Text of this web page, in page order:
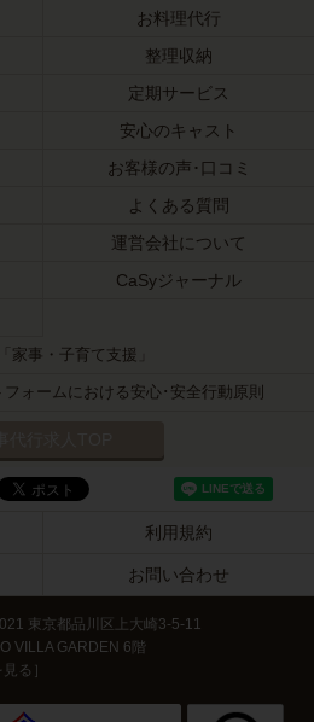
お料理代行
整理収納
定期サービス
安心のキャスト
お客様の声･口コミ
よくある質問
運営会社について
CaSyジャーナル
家事・子育て支援」
ォームにおける安心･安全行動原則
利用規約
お問い合わせ
東京都品川区上大崎3-5-11
VILLA GARDEN 6階
る ］